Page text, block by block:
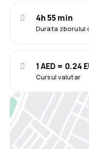
Durata zborului
4h 55 min
Cursul valutar
1 AED = 0.24